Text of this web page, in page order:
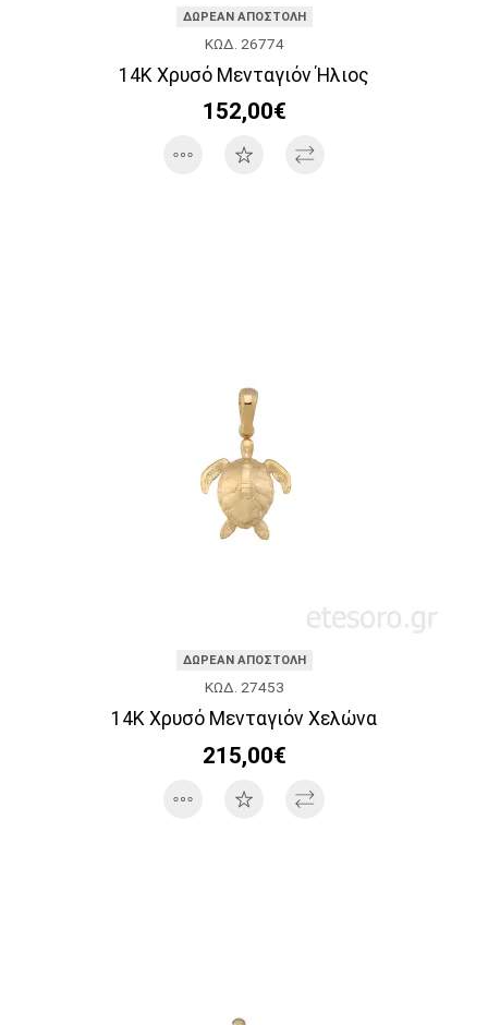
ΔΩΡΕΑΝ ΑΠΟΣΤΟΛΗ
ΚΩΔ. 26774
14K Χρυσό Μενταγιόν Ήλιος
152,00€
ΔΩΡΕΑΝ ΑΠΟΣΤΟΛΗ
ΚΩΔ. 27453
14Κ Χρυσό Μενταγιόν Xελώνα
215,00€